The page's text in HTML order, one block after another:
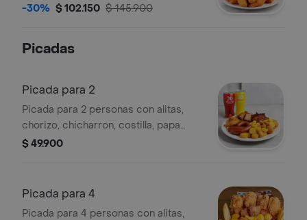
-30% $ 102.150 $ 145.900
Picadas
Picada para 2
Picada para 2 personas con alitas,
chorizo, chicharron, costilla, papa
criolla, maduro y arepas fritas con 2
$ 49.900
Picada para 4
Picada para 4 personas con alitas,